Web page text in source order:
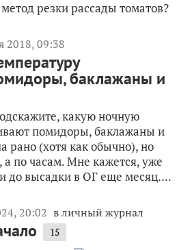
резки рассады томатов?
2018, 09:38
баклажаны и
какую ночную
помидоры, баклажаны и
рано (хотя как обычно), но
а по часам. Мне кажется, уже
до высадки в ОГ еще месяц....
20:02 в личный журнал
15